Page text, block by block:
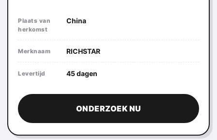
Plaats van
herkomst
China
Merknaam RICHSTAR
Levertijd 45 dagen
ONDERZOEK NU